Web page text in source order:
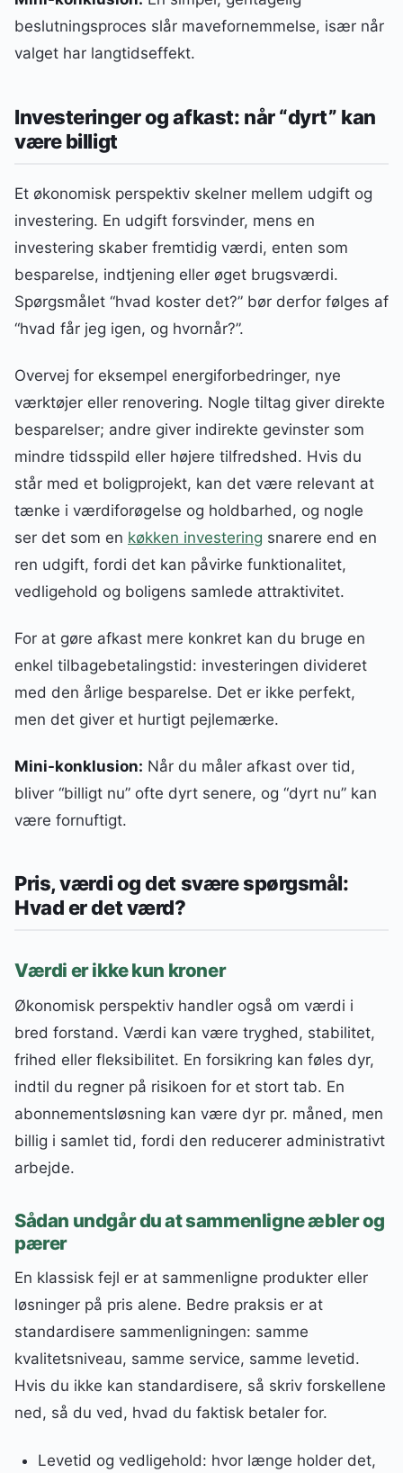
beslutningsproces slår mavefornemmelse, især når
valget har langtidseffekt.
Investeringer og afkast: når “dyrt” kan
være billigt
Et økonomisk perspektiv skelner mellem udgift og
investering. En udgift forsvinder, mens en
investering skaber fremtidig værdi, enten som
besparelse, indtjening eller øget brugsværdi.
Spørgsmålet “hvad koster det?” bør derfor følges af
“hvad får jeg igen, og hvornår?”.
Overvej for eksempel energiforbedringer, nye
værktøjer eller renovering. Nogle tiltag giver direkte
besparelser; andre giver indirekte gevinster som
mindre tidsspild eller højere tilfredshed. Hvis du
står med et boligprojekt, kan det være relevant at
tænke i værdiforøgelse og holdbarhed, og nogle
ser det som en køkken investering snarere end en
ren udgift, fordi det kan påvirke funktionalitet,
vedligehold og boligens samlede attraktivitet.
For at gøre afkast mere konkret kan du bruge en
enkel tilbagebetalingstid: investeringen divideret
med den årlige besparelse. Det er ikke perfekt,
men det giver et hurtigt pejlemærke.
Mini-konklusion: Når du måler afkast over tid,
bliver “billigt nu” ofte dyrt senere, og “dyrt nu” kan
være fornuftigt.
Pris, værdi og det svære spørgsmål:
Hvad er det værd?
Værdi er ikke kun kroner
Økonomisk perspektiv handler også om værdi i
bred forstand. Værdi kan være tryghed, stabilitet,
frihed eller fleksibilitet. En forsikring kan føles dyr,
indtil du regner på risikoen for et stort tab. En
abonnementsløsning kan være dyr pr. måned, men
billig i samlet tid, fordi den reducerer administrativt
arbejde.
Sådan undgår du at sammenligne æbler og
pærer
En klassisk fejl er at sammenligne produkter eller
løsninger på pris alene. Bedre praksis er at
standardisere sammenligningen: samme
kvalitetsniveau, samme service, samme levetid.
Hvis du ikke kan standardisere, så skriv forskellene
ned, så du ved, hvad du faktisk betaler for.
Levetid og vedligehold: hvor længe holder det,